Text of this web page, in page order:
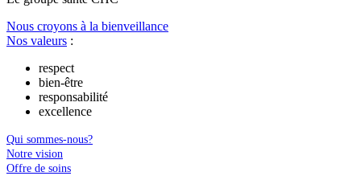
Nous croyons à la bienveillance
Nos valeurs :
respect
bien-être
responsabilité
excellence
Qui sommes-nous?
Notre vision
Offre de soins